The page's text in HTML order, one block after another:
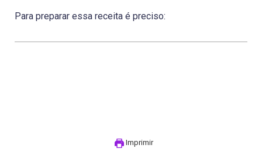
Para preparar essa receita é preciso:
Imprimir